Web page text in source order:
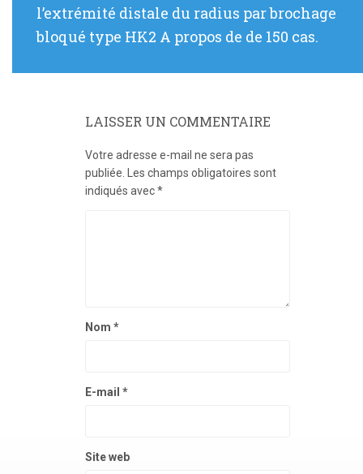
:l’extrémité distale du radius par brochage
bloqué type HK2 A propos de de 150 cas.
LAISSER UN COMMENTAIRE
Votre adresse e-mail ne sera pas
publiée.
Les champs obligatoires sont
indiqués avec*
Nom *
E-mail *
Site web